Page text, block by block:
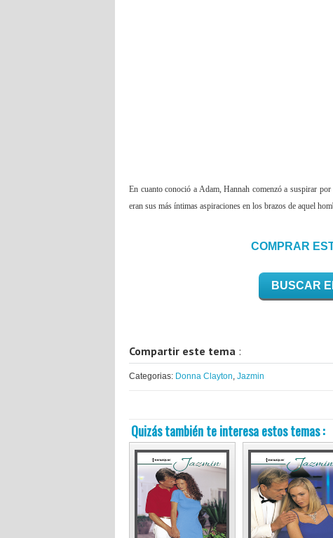
En cuanto conoció a Adam, Hannah comenzó a suspirar
eran sus más íntimas aspiraciones en los brazos de aquel
COMPRAR
BUSCAR
Compartir este tema :
Categorias: Donna Clayton, Jazmin
Quizás también te interesa estos temas :